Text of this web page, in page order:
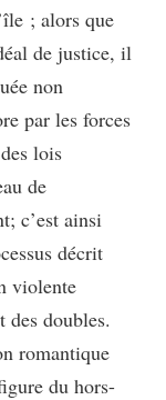
; alors que
de justice, il
non
par les forces
lois
de
c’est ainsi
décrit
violente
doubles.
romantique
du hors-